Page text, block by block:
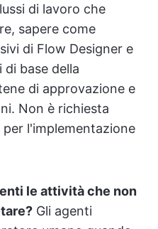
di lavoro che
sapere come
di Flow Designer e
base della
di approvazione e
Non è richiesta
l'implementazione
le attività che non
Gli agenti